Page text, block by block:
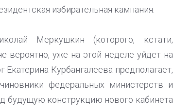
избирательная кампания.
Меркушкин (которого, кстати,
вероятно, уже на этой неделе уйдет на
Курбангалеева предполагает,
федеральных министерств и
будущую конструкцию нового кабинета